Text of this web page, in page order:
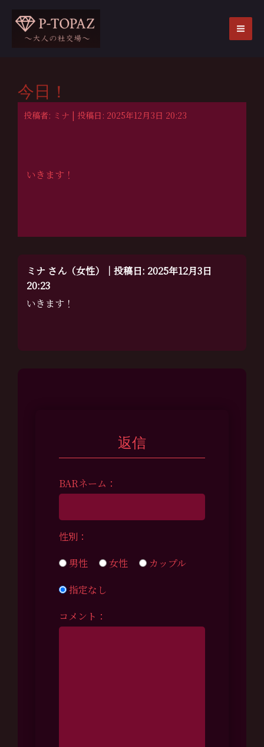
今日！
投稿者: ミナ | 投稿日: 2025年12月3日 20:23
いきます！
ミナ さん（女性）｜投稿日: 2025年12月3日
20:23
いきます！
返信
BARネーム：
性別：
男性
女性
カップル
指定なし
コメント：